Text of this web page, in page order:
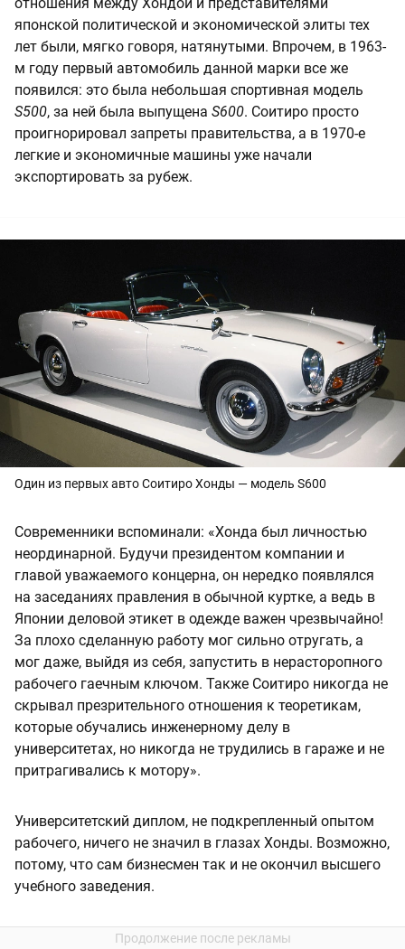
японской политической и экономической элиты тех
лет были, мягко говоря, натянутыми. Впрочем, в 1963-
м году первый автомобиль данной марки все же
появился: это была небольшая спортивная модель
S500, за ней была выпущена S600. Соитиро просто
проигнорировал запреты правительства, а в 1970-е
легкие и экономичные машины уже начали
экспортировать за рубеж.
Один из первых авто Соитиро Хонды — модель S600
Современники вспоминали: «Хонда был личностью
неординарной. Будучи президентом компании и
главой уважаемого концерна, он нередко появлялся
на заседаниях правления в обычной куртке, а ведь в
Японии деловой этикет в одежде важен чрезвычайно!
За плохо сделанную работу мог сильно отругать, а
мог даже, выйдя из себя, запустить в нерасторопного
рабочего гаечным ключом. Также Соитиро никогда не
скрывал презрительного отношения к теоретикам,
которые обучались инженерному делу в
университетах, но никогда не трудились в гараже и не
притрагивались к мотору».
Университетский диплом, не подкрепленный опытом
рабочего, ничего не значил в глазах Хонды. Возможно,
потому, что сам бизнесмен так и не окончил высшего
учебного заведения.